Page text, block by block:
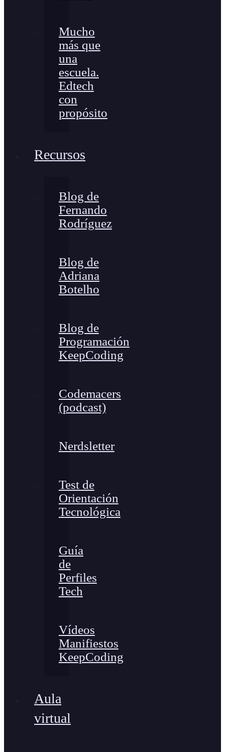
Mucho
más que
una
escuela.
Edtech
con
propósito
Recursos
Blog de
Fernando
Rodríguez
Blog de
Adriana
Botelho
Blog de
Programación
KeepCoding
Codemacers
(podcast)
Nerdsletter
Test de
Orientación
Tecnológica
Guía
de
Perfiles
Tech
Vídeos
Manifiestos
KeepCoding
Aula
virtual